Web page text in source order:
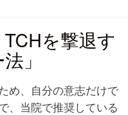
を撃退す
」
め、自分の意志だけで
、当院で推奨している